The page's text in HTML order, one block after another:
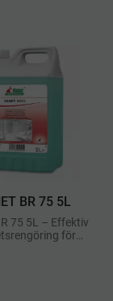
BR 75 5L
75 5L – Effektiv
för